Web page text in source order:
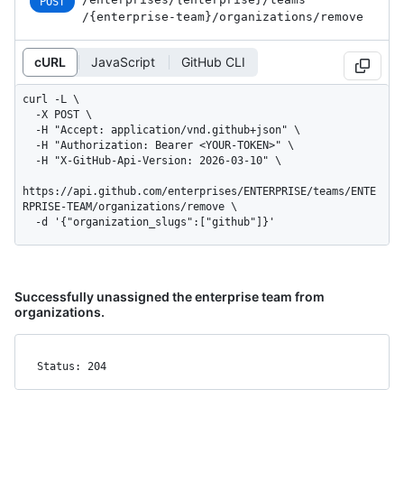
/{enterprise-team} /organizations /remove
cURL JavaScript GitHub CLI
curl -L \
https://api.github.com/enterprises/ENTERPRISE/teams/ENTE
RPRISE-TEAM/organizations/remove \
  -d '{"organization_slugs":["github"]}'
Successfully unassigned the enterprise team from
organizations.
Status: 204